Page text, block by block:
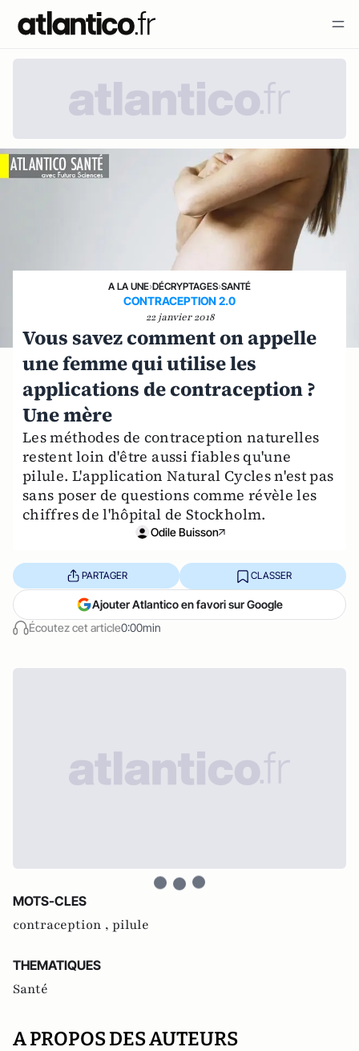
A LA UNE›DÉCRYPTAGES›SANTÉ
CONTRACEPTION 2.0
22 janvier 2018
Vous savez comment on appelle
une femme qui utilise les
applications de contraception ?
Une mère
Les méthodes de contraception naturelles
restent loin d'être aussi fiables qu'une
pilule. L'application Natural Cycles n'est pas
sans poser de questions comme révèle les
chiffres de l'hôpital de Stockholm.
Odile Buisson
Écoutez cet article0:00min
PARTAGER CLASSER
Ajouter Atlantico en favori sur Google
MOTS-CLES
contraception , pilule
THEMATIQUES
Santé
A PROPOS DES AUTEURS